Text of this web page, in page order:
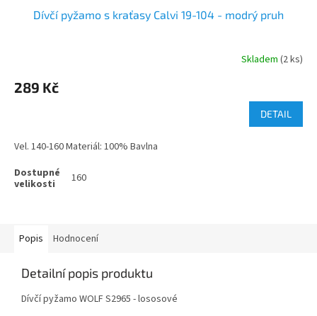
Dívčí pyžamo s kraťasy Calvi 19-104 - modrý pruh
Skladem (2 ks)
289 Kč
DETAIL
Vel. 140-160 Materiál: 100% Bavlna
160
Popis Hodnocení
Detailní popis produktu
Dívčí pyžamo WOLF S2965 - lososové